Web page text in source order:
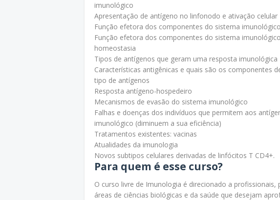
imunológico
Apresentação de antígeno no linfonodo e ativação celular
Função efetora dos componentes do sistema
Função efetora dos componentes do sistema
homeostasia
Tipos de antígenos que geram uma resposta imunológica
Características antigênicas e quais são os componentes
tipo de antígenos
Resposta antígeno-hospedeiro
Mecanismos de evasão do sistema imunológico
Falhas e doenças dos indivíduos que permitem aos
imunológico (diminuem a sua eficiência)
Tratamentos existentes: vacinas
Atualidades da imunologia
Novos subtipos celulares derivadas de linfócitos T CD4+.
Para quem é esse curso?
O curso livre de Imunologia é direcionado a profissionais,
áreas de ciências biológicas e da saúde que desejam